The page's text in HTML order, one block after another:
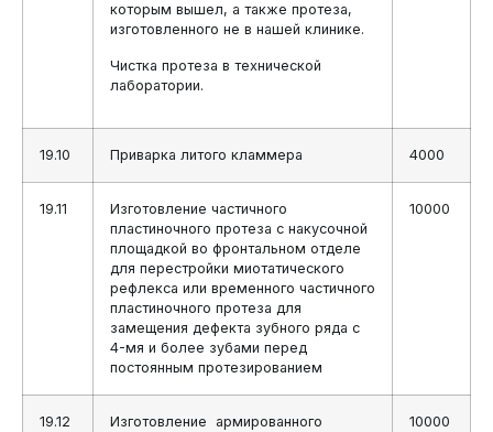
которым вышел, а также протеза,
изготовленного не в нашей клинике.
Чистка протеза в технической
лаборатории.
19.10 Приварка литого кламмера 4000
19.11
Изготовление частичного
пластиночного протеза с накусочной
площадкой во фронтальном отделе
для перестройки миотатического
рефлекса или временного частичного
пластиночного протеза для
замещения дефекта зубного ряда с
4-мя и более зубами перед
постоянным протезированием
10000
19.12
Изготовление армированного
10000